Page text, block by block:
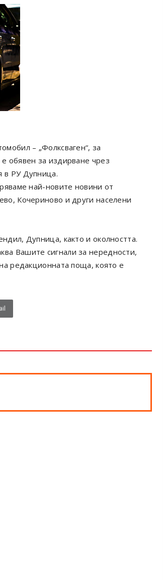
– „Фолксваген“, за
обявен за издирване чрез
в РУ Дупница.
най-новите новини от
Кочериново и други населени
Дупница, както и околността.
Вашите сигнали за нередности,
редакционната поща, която е